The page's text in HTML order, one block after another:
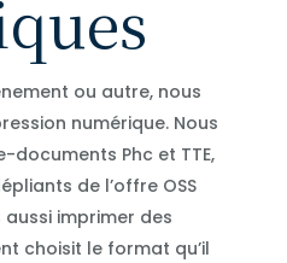
ou autre, nous
numérique. Nous
Phc et TTE,
de l’offre OSS
imprimer des
choisit le format qu’il